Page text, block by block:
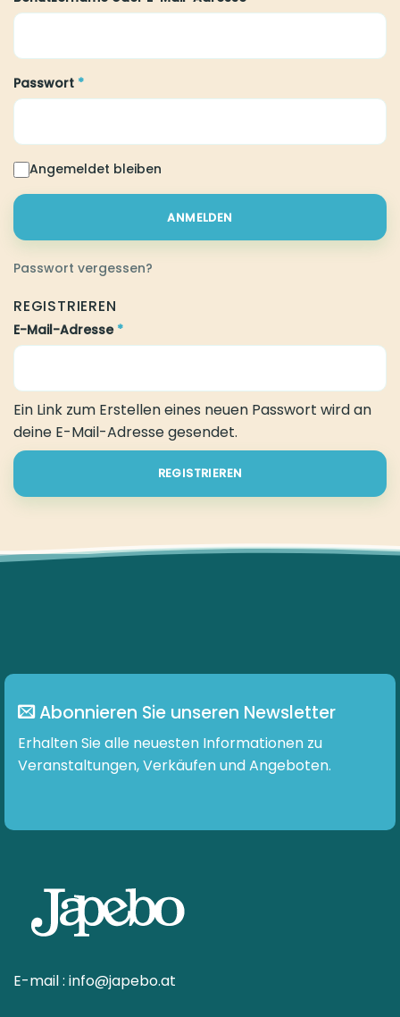
Passwort* Erforderlich
Angemeldet bleiben
ANMELDEN
Passwort vergessen?
REGISTRIEREN
E-Mail-Adresse*Erforderlich
Ein Link zum Erstellen eines neuen Passwort wird an
deine E-Mail-Adresse gesendet.
REGISTRIEREN
Abonnieren Sie unseren Newsletter
Erhalten Sie alle neuesten Informationen zu
Veranstaltungen, Verkäufen und Angeboten.
E-mail : info@japebo.at